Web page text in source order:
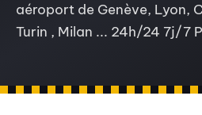
aéroport de Genève, Lyon,
Turin , Milan ... 24h/24 7j/7